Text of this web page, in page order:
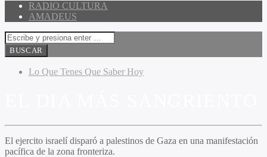
RADIO CULTURA
AMADEUS
Lo Que Tenes Que Saber Hoy
El ejercito israelí disparó a palestinos de Gaza en una manifestación
pacífica de la zona fronteriza.